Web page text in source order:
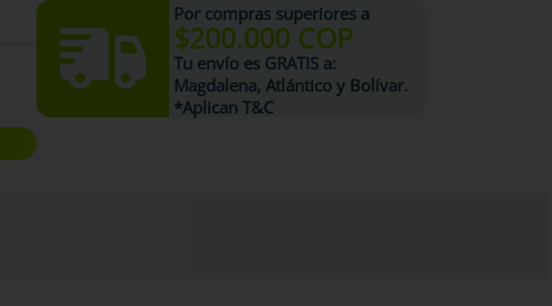
Por compras superiores a
$200.000 COP
Tu envío es GRATISa:
Magdalena, Atlántico y Bolívar.
*Aplican T&C